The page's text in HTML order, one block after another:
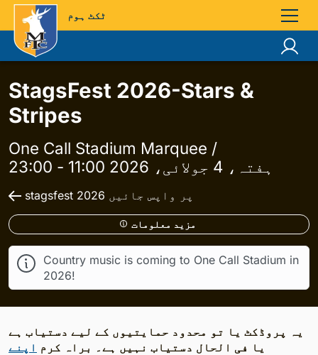
ٹکٹ ہوم
StagsFest 2026-Stars &
Stripes
One Call Stadium Marquee /
ہفتہ، 4 جولائی، 2026 11:00 - 23:00
stagsfest 2026 پر واپس جائیں
مزید معلومات
Country music is coming to One Call Stadium in
2026!
یہ پروڈکٹ یا تو محدود حمایتیوں کے لیے دستیاب ہے
یا فی الحال دستیاب نہیں ہے۔ براہ کرم اپنے